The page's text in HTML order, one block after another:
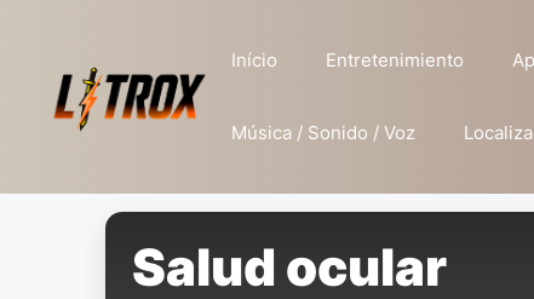
conteúdo
Início Entretenimiento
Música / Sonido / Voz
Salud ocular